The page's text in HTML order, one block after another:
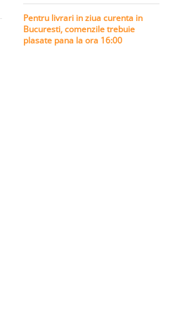
Pentru livrari in ziua curenta in
Bucuresti, comenzile trebuie
plasate pana la ora 16:00